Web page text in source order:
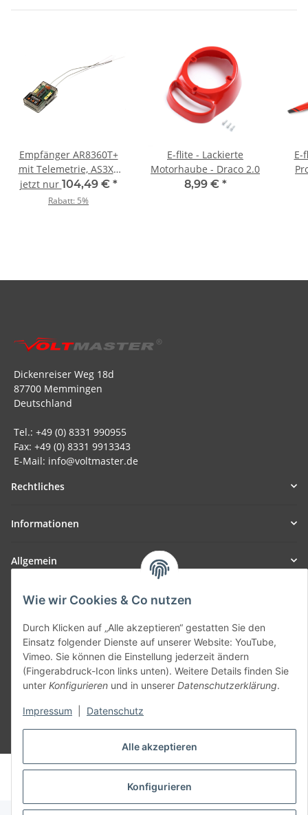
Alle akzeptieren
Konfigurieren
Wie wir Cookies & Co nutzen
Durch Klicken auf „Alle akzeptieren“ gestatten Sie den
Einsatz folgender Dienste auf unserer Website: YouTube,
Vimeo. Sie können die Einstellung jederzeit ändern
(Fingerabdruck-Icon links unten). Weitere Details finden Sie
unter Konfigurieren und in unserer Datenschutzerklärung.
Impressum Datenschutz
Empfänger AR8360T+
mit Telemetrie, AS3X+
und Safe - 8 Kanäle
jetzt nur 104,49 € *
Rabatt: 5%
E-flite - Lackierte
Motorhaube - Draco 2.0
8,99 € *
E-
Dickenreiser Weg 18d
87700 Memmingen
Deutschland
Tel.: +49 (0) 8331 990955
Fax: +49 (0) 8331 9913343
E-Mail: info@voltmaster.de
Rechtliches
Informationen
Allgemein
Teil unseres Netzwerks:
Vertrag widerrufen
© voltmaster.de
Powered byJTL-Shop